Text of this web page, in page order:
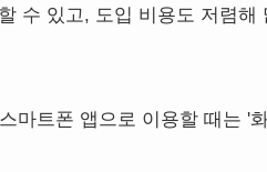
수 있고, 도입 비용도 저렴해
마트폰 앱으로 이용할 때는 '